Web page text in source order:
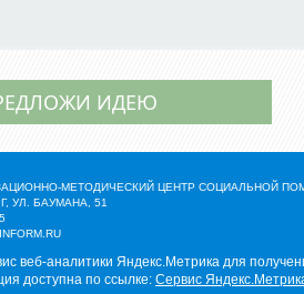
ИДЕЮ
МЕТОДИЧЕСКИЙ ЦЕНТР СОЦИАЛЬНОЙ
УЛ. БАУМАНА, 51
веб-аналитики Яндекс.Метрика для
доступна по ссылке: Сервис